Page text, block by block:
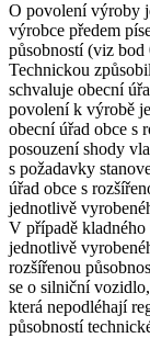
O povolení výroby
výrobce předem
působností (viz bod
Technickou
schvaluje obecní
povolení k výrobě
obecní úřad obce s
posouzení shody
s požadavky
úřad obce s
jednotlivě
V případě
jednotlivě
rozšířenou
se o silniční
která nepodléhají
působností